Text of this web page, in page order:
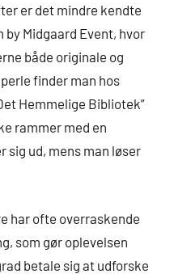
er det mindre kendte
by Midgaard Event, hvor
både originale og
finder man hos
Hemmelige Bibliotek”
rammer med en
ud, mens man løser
har ofte overraskende
som gør oplevelsen
betale sig at udforske